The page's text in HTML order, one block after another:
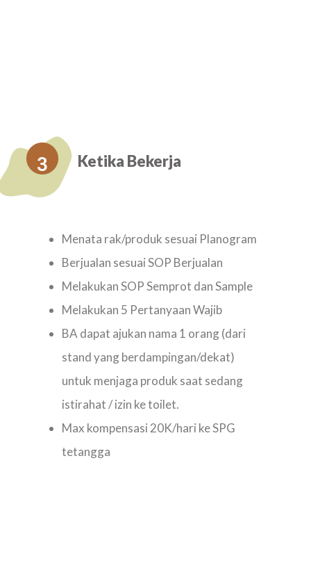
3 Ketika Bekerja
Menata rak/produk sesuai Planogram
Berjualan sesuai SOP Berjualan
Melakukan SOP Semprot dan Sample
Melakukan 5 Pertanyaan Wajib
BA dapat ajukan nama 1 orang (dari
stand yang berdampingan/dekat)
untuk menjaga produk saat sedang
istirahat / izin ke toilet.
Max kompensasi 20K/hari ke SPG
tetangga